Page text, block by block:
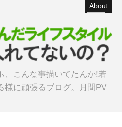
About
、こんな事描いてたんか!若
様に頑張るブログ。月間PV